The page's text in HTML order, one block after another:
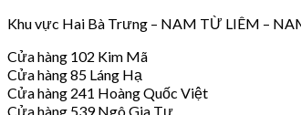
Khu vực Hai Bà Trưng – NAM TỪ LIÊM –
Cửa hàng 102 Kim Mã
Cửa hàng 85 Láng Hạ
Cửa hàng 241 Hoàng Quốc Việt
Cửa hàng 539 Ngô Gia Tự